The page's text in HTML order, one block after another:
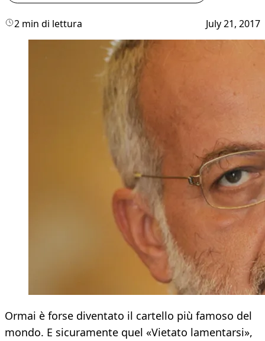
2 min di lettura July 21, 2017
Ormai è forse diventato il cartello più famoso del
mondo. E sicuramente quel «Vietato lamentarsi»,